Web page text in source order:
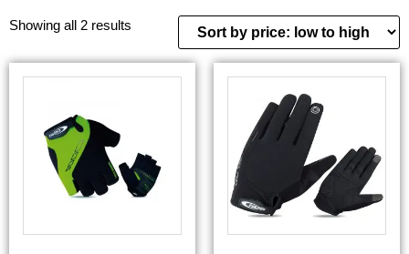
Showing all 2 results